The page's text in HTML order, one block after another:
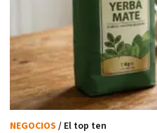
NEGOCIOS / El top ten